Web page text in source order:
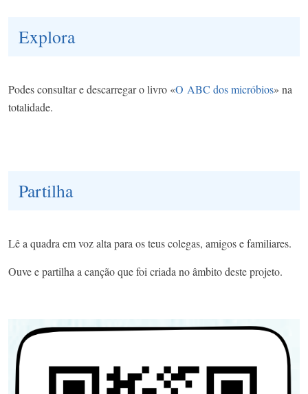
Explora
Podes consultar e descarregar o livro «O ABC dos micróbios» na
totalidade.
Partilha
Lê a quadra em voz alta para os teus colegas, amigos e familiares.
Ouve e partilha a canção que foi criada no âmbito deste projeto.